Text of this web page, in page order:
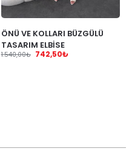
ÖNÜ VE KOLLARI BÜZGÜLÜ
TASARIM ELBİSE
1.540,00₺ 742,50₺